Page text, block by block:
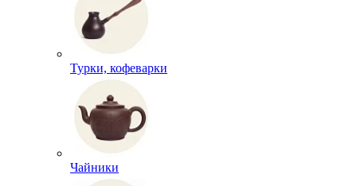
Турки, кофеварки
Чайники